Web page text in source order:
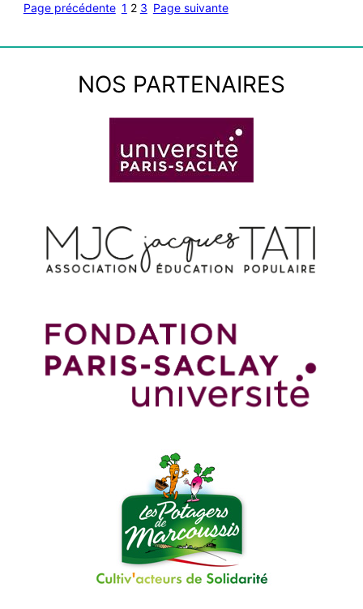
Page précédente 1 2 3 Page suivante
NOS PARTENAIRES